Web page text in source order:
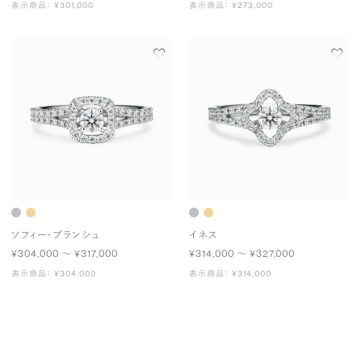
表示商品： ¥301,000 表示商品： ¥273,000
ソフィー・ブランシュ
¥304,000 〜 ¥317,000
表示商品： ¥304,000
イネス
¥314,000 〜 ¥327,000
表示商品： ¥314,000